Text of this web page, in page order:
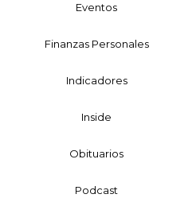
Eventos
Finanzas Personales
Indicadores
Inside
Obituarios
Podcast